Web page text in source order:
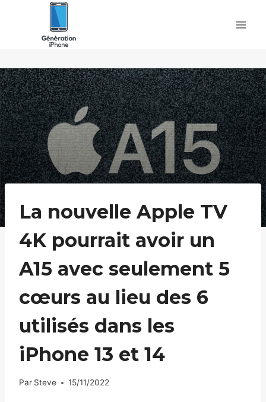
La nouvelle Apple TV
4K pourrait avoir un
A15 avec seulement 5
cœurs au lieu des 6
utilisés dans les
iPhone 13 et 14
Par Steve 15/11/2022